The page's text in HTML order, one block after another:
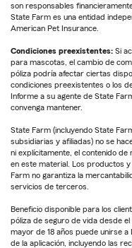
son responsables
State Farm es una entidad
American Pet Insurance.
Condiciones preexistentes: Si
para mascotas, el cambio de
póliza podría afectar ciertas
condiciones preexistentes o los
Informe a su agente de State
convenga mantener.
State Farm (incluyendo State
subsidiarias y afiliadas) no se
ni explícitamente, el contenido de
en este material. Los productos
Farm no garantiza la
servicios de terceros.
Beneficio disponible para los
póliza de seguro de vida desde
mayor de 18 años puede unirse
de la aplicación, incluyendo las